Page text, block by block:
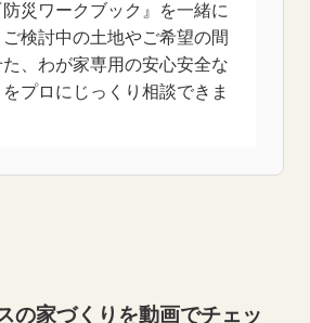
災ワークブック』を一緒に
検討中の土地やご希望の間
、わが家専用の安心安全な
プロにじっくり相談できま
の家づくりを動画でチェッ